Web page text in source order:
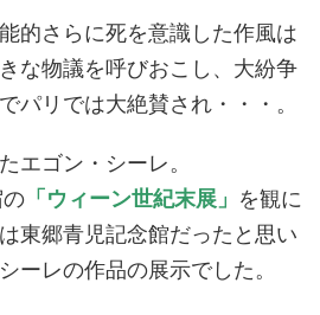
的さらに死を意識した作風は
な物議を呼びおこし、大紛争
パリでは大絶賛され・・・。
エゴン・シーレ。
「ウィーン世紀末展」 を観に
東郷青児記念館だったと思い
ーレの作品の展示でした。